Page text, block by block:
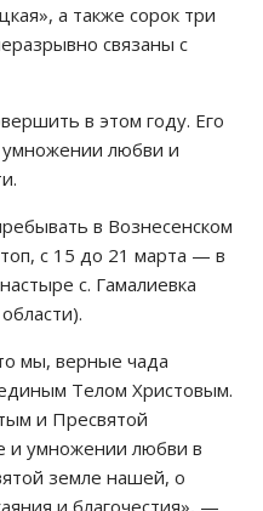
а также сорок три
связаны с
в этом году. Его
умножении любви и
в Вознесенском
с 15 до 21 марта — в
с. Гамалиевка
мы, верные чада
Телом Христовым.
и Пресвятой
и умножении любви в
земле нашей, о